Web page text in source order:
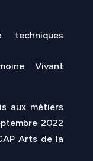
Vivant
aux métiers
2022
Arts de la